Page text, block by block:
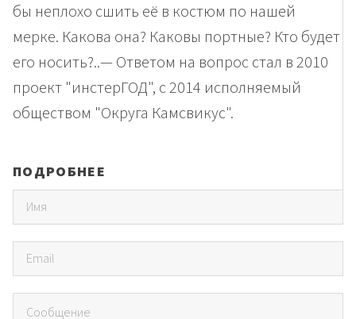
бы неплохо сшить её в костюм по нашей
мерке. Какова она? Каковы портные? Кто будет
его носить?..— Ответом на вопрос стал в 2010
проект "инстерГОД", с 2014 исполняемый
обществом "Округа Камсвикус".
ПОДРОБНЕЕ